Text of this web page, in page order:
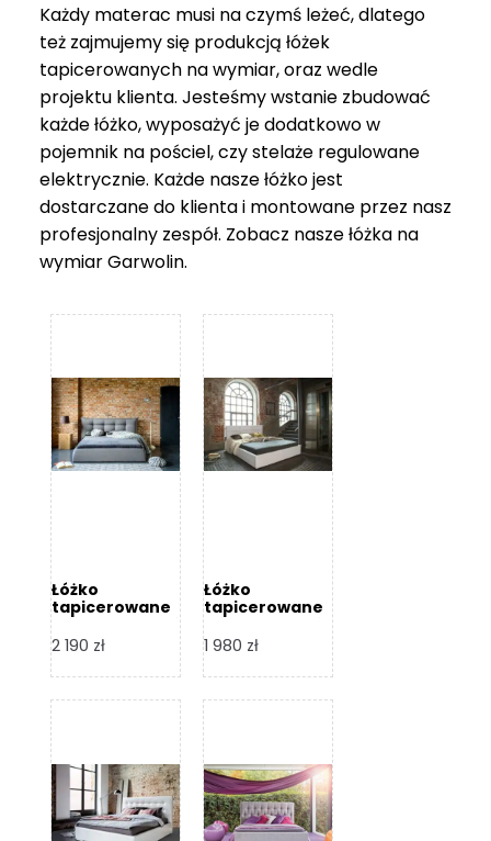
Każdy materac musi na czymś leżeć, dlatego
też zajmujemy się produkcją łóżek
tapicerowanych na wymiar, oraz wedle
projektu klienta. Jesteśmy wstanie zbudować
każde łóżko, wyposażyć je dodatkowo w
pojemnik na pościel, czy stelaże regulowane
elektrycznie. Każde nasze łóżko jest
dostarczane do klienta i montowane przez nasz
profesjonalny zespół. Zobacz naszełóżka na
wymiar Garwolin.
Łóżko
tapicerowane
Design
2 190 zł
Łóżko
tapicerowane
Design
1 980 zł